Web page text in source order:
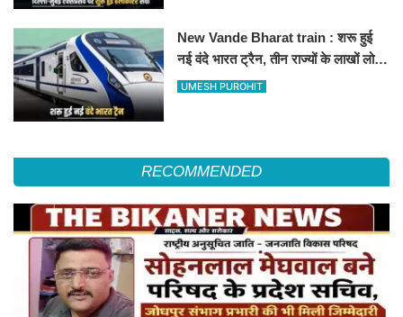
New Vande Bharat train : शरू हुई
नई वंदे भारत ट्रैन, तीन राज्यों के लाखों लोगों
का सफर होगा आसान, देखें पूरा रूटमैप
UMESH PUROHIT
RECOMMENDED